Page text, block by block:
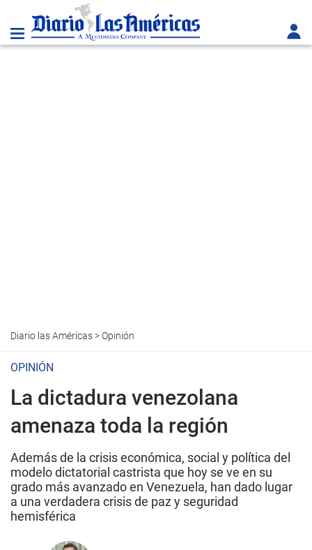
Diario las Américas>Opinión
OPINIÓN
La dictadura venezolana
amenaza toda la región
Además de la crisis económica, social y política del
modelo dictatorial castrista que hoy se ve en su
grado más avanzado en Venezuela, han dado lugar
a una verdadera crisis de paz y seguridad
hemisférica